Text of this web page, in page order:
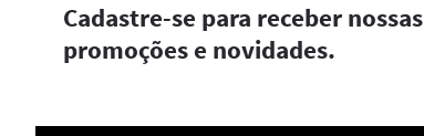
Cadastre-se para receber nossas
promoções e novidades.